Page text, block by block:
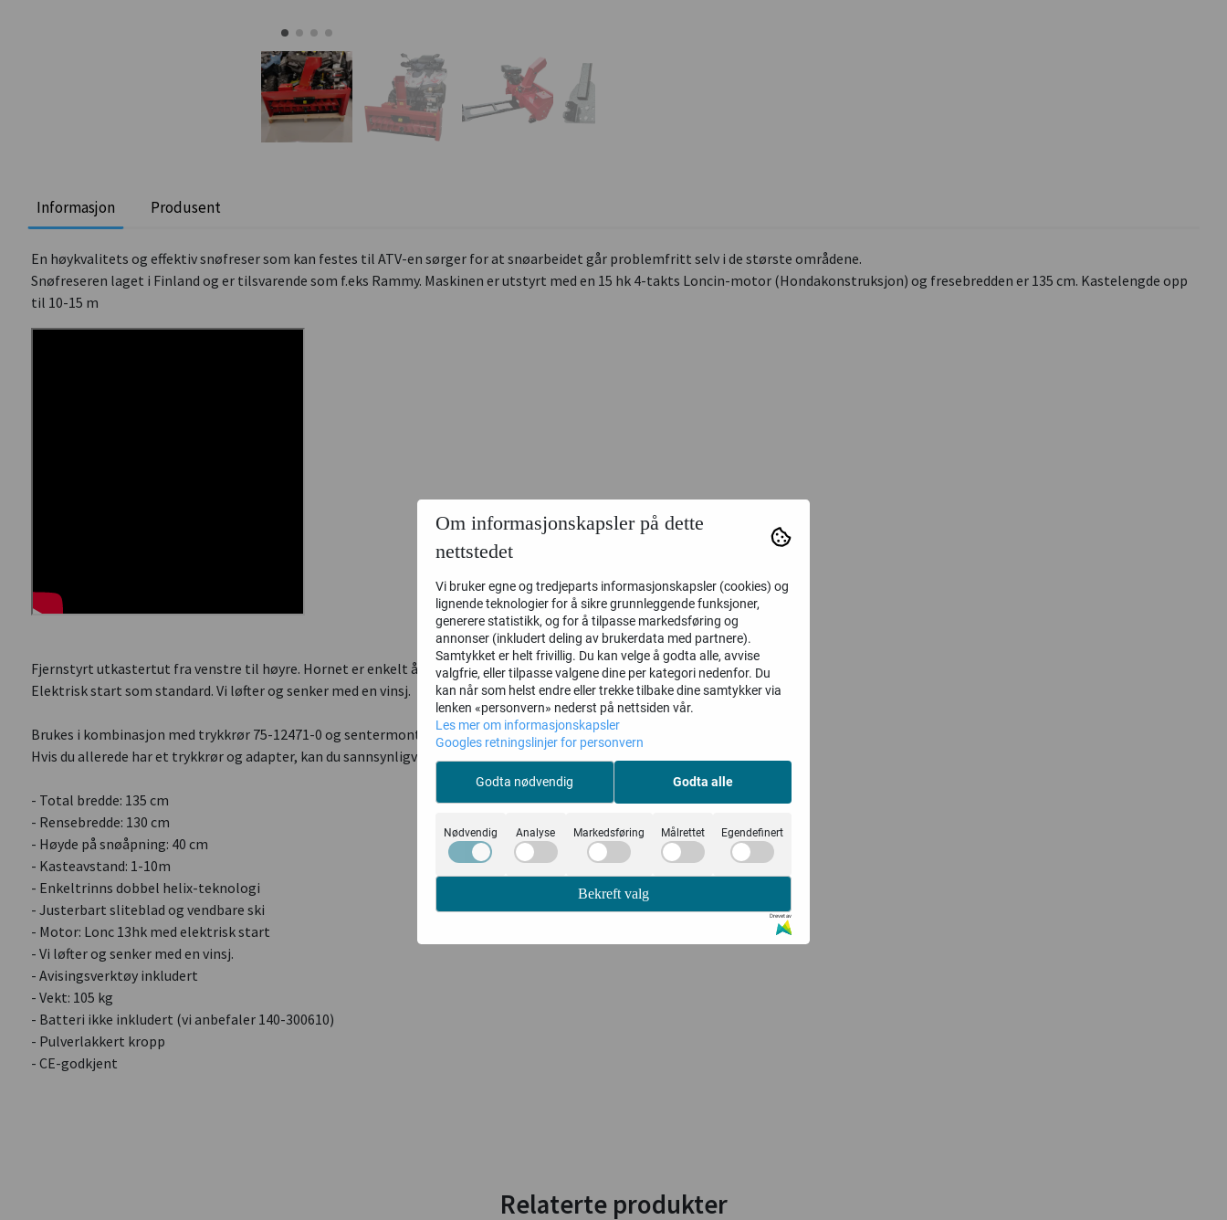
Informasjon Produsent
En høykvalitets og effektiv snøfreser som kan festes til ATV-en sørger for at snøarbeidet går problemfritt selv i de største områdene.
Snøfreseren laget i Finland og er tilsvarende som f.eks Rammy. Maskinen er utstyrt med en 15 hk 4-takts Loncin-motor (Hondakonstruksjon) og fresebredden er 135 cm. Kastelengde opp
til 10-15 m
Fjernstyrt utkastertut fra venstre til høyre. Hornet er enkelt å justere manuelt etter høyde og lengde på ønsket snøkast.
Elektrisk start som standard. Vi løfter og senker med en vinsj.
Brukes i kombinasjon med trykkrør 75-12471-0 og sentermontert adaptersett. Vi anbefaler universaladaptersett 75-12483.
Hvis du allerede har et trykkrør og adapter, kan du sannsynligvis bruke dem. Noen endringer kan være nødvendige.
- Total bredde: 135 cm
- Rensebredde: 130 cm
- Høyde på snøåpning: 40 cm
- Kasteavstand: 1-10m
- Enkeltrinns dobbel helix-teknologi
- Justerbart sliteblad og vendbare ski
- Motor: Lonc 13hk med elektrisk start
- Vi løfter og senker med en vinsj.
- Avisingsverktøy inkludert
- Vekt: 105 kg
- Batteri ikke inkludert (vi anbefaler 140-300610)
- Pulverlakkert kropp
- CE-godkjent
Relaterte produkter
Om informasjonskapsler på dette
nettstedet
Vi bruker egne og tredjeparts informasjonskapsler (cookies) og
lignende teknologier for å sikre grunnleggende funksjoner,
generere statistikk, og for å tilpasse markedsføring og
annonser (inkludert deling av brukerdata med partnere).
Samtykket er helt frivillig. Du kan velge å godta alle, avvise
valgfrie, eller tilpasse valgene dine per kategori nedenfor. Du
kan når som helst endre eller trekke tilbake dine samtykker via
lenken «personvern» nederst på nettsiden vår.
Les mer om informasjonskapsler
Googles retningslinjer for personvern
Godta nødvendig Godta alle
Nødvendig Analyse Markedsføring Målrettet Egendefinert
Bekreft valg
Drevet av